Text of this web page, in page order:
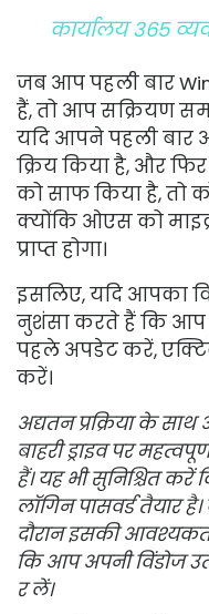
कार्यालय 365
जब आप पहली बार
हैं, तो आप सक्रियण
यदि आपने पहली बार
क्रिय किया है, और फिर
को साफ किया है, तो
क्योंकि ओएस को
प्राप्त होगा।
इसलिए, यदि आपका
नुशंसा करते हैं कि आप
पहले अपडेट करें,
करें।
अद्यतन प्रक्रिया के
बाहरी ड्राइव पर
हैं। यह भी सुनिश्चित
लॉगिन पासवर्ड तैयार
दौरान इसकी
कि आप अपनी विंडोज
र लें।